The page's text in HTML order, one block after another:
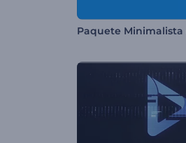
Paquete Minimalista